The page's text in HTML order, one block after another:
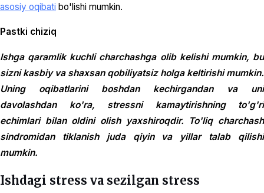
asosiy oqibati bo'lishi mumkin.
Pastki chiziq
Ishga qaramlik kuchli charchashga olib kelishi mumkin, bu
sizni kasbiy va shaxsan qobiliyatsiz holga keltirishi mumkin.
Uning oqibatlarini boshdan kechirgandan va uni
davolashdan ko'ra, stressni kamaytirishning to'g'ri
echimlari bilan oldini olish yaxshiroqdir. To'liq charchash
sindromidan tiklanish juda qiyin va yillar talab qilishi
mumkin.
Ishdagi stress va sezilgan stress